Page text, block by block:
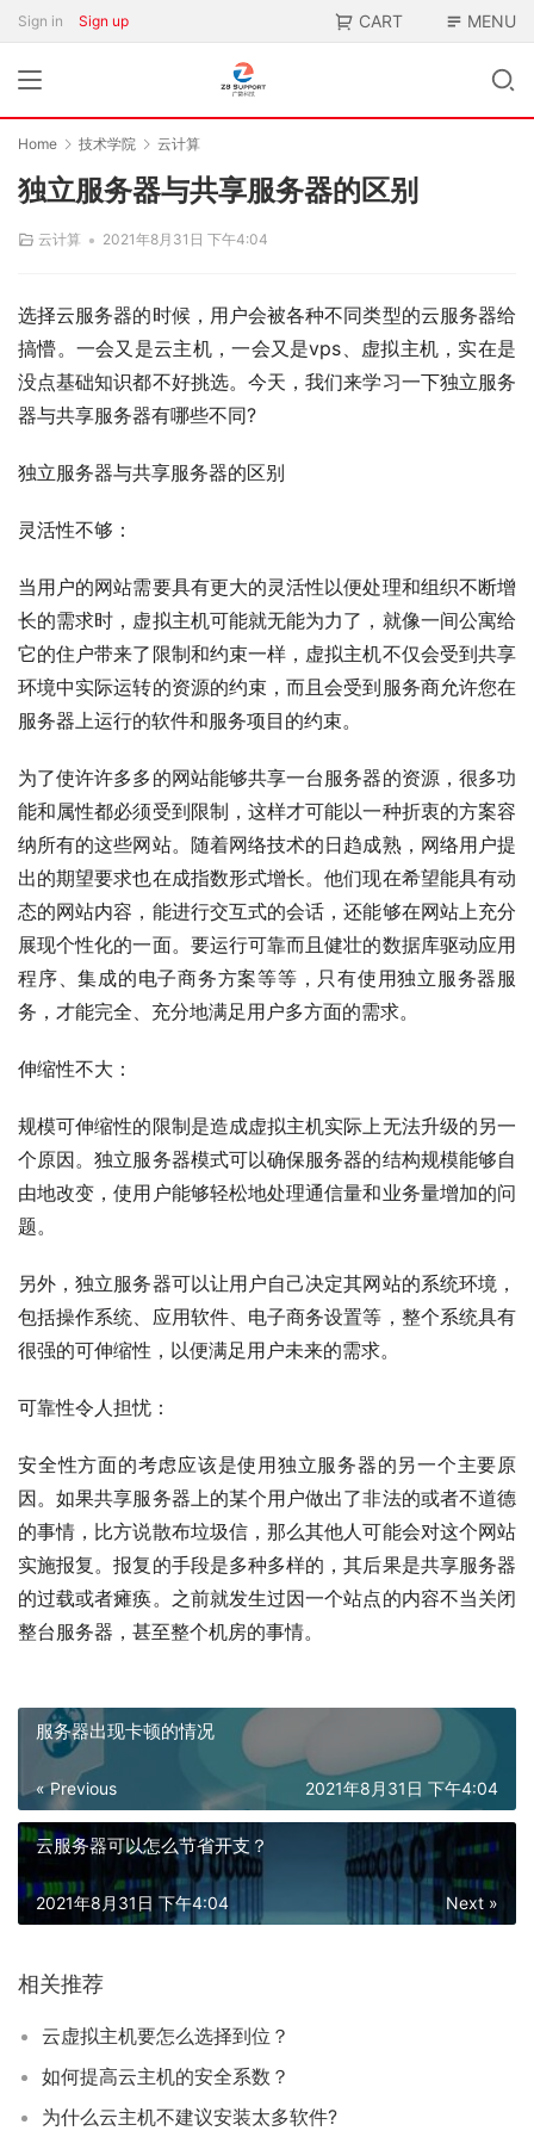
Sign in Sign up CART MENU
Home 技术学院 云计算
独立服务器与共享服务器的区别
云计算 • 2021年8月31日 下午4:04
选择云服务器的时候，用户会被各种不同类型的云服务器给
搞懵。一会又是云主机，一会又是vps、虚拟主机，实在是
没点基础知识都不好挑选。今天，我们来学习一下独立服务
器与共享服务器有哪些不同?
独立服务器与共享服务器的区别
灵活性不够：
当用户的网站需要具有更大的灵活性以便处理和组织不断增
长的需求时，虚拟主机可能就无能为力了，就像一间公寓给
它的住户带来了限制和约束一样，虚拟主机不仅会受到共享
环境中实际运转的资源的约束，而且会受到服务商允许您在
服务器上运行的软件和服务项目的约束。
为了使许许多多的网站能够共享一台服务器的资源，很多功
能和属性都必须受到限制，这样才可能以一种折衷的方案容
纳所有的这些网站。随着网络技术的日趋成熟，网络用户提
出的期望要求也在成指数形式增长。他们现在希望能具有动
态的网站内容，能进行交互式的会话，还能够在网站上充分
展现个性化的一面。要运行可靠而且健壮的数据库驱动应用
程序、集成的电子商务方案等等，只有使用独立服务器服
务，才能完全、充分地满足用户多方面的需求。
伸缩性不大：
规模可伸缩性的限制是造成虚拟主机实际上无法升级的另一
个原因。独立服务器模式可以确保服务器的结构规模能够自
由地改变，使用户能够轻松地处理通信量和业务量增加的问
题。
另外，独立服务器可以让用户自己决定其网站的系统环境，
包括操作系统、应用软件、电子商务设置等，整个系统具有
很强的可伸缩性，以便满足用户未来的需求。
可靠性令人担忧：
安全性方面的考虑应该是使用独立服务器的另一个主要原
因。如果共享服务器上的某个用户做出了非法的或者不道德
的事情，比方说散布垃圾信，那么其他人可能会对这个网站
实施报复。报复的手段是多种多样的，其后果是共享服务器
的过载或者瘫痪。之前就发生过因一个站点的内容不当关闭
整台服务器，甚至整个机房的事情。
服务器出现卡顿的情况
« Previous 2021年8月31日 下午4:04
云服务器可以怎么节省开支？
Next »
2021年8月31日 下午4:04
相关推荐
云虚拟主机要怎么选择到位？
如何提高云主机的安全系数？
为什么云主机不建议安装太多软件?